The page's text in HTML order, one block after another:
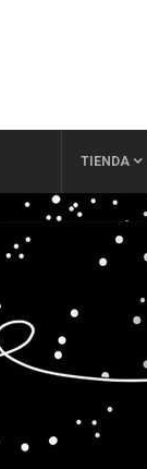
TIENDA